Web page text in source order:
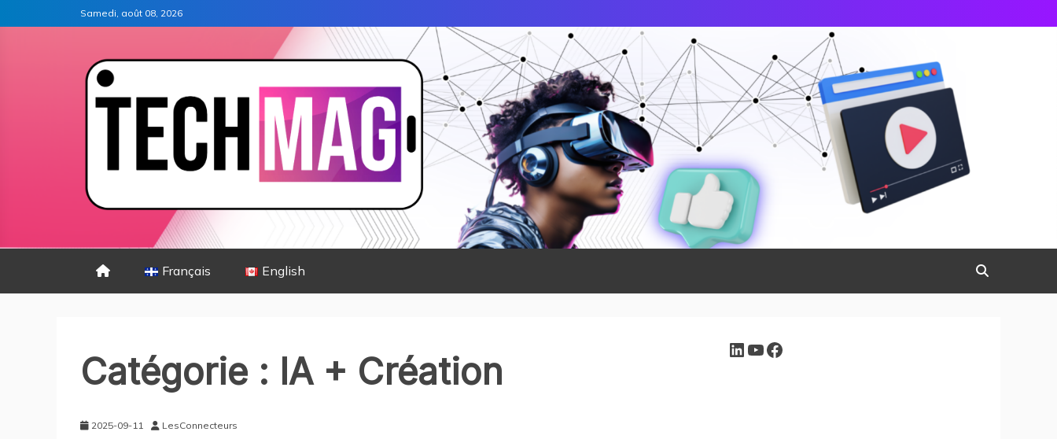
Samedi, août 08, 2026
Français English
Catégorie : IA + Création
2025-09-11 LesConnecteurs